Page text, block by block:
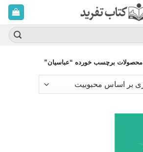
محصولات برچسب خورده “عباسیان”